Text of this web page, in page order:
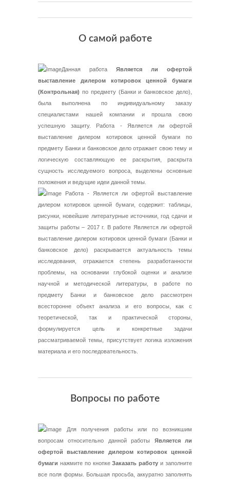
О самой работе
Данная работа Является ли офертой
выставление дилером котировок ценной бумаги
(Контрольная) по предмету (Банки и банковское дело),
была выполнена по индивидуальному заказу
специалистами нашей компании и прошла свою
успешную защиту. Работа - Является ли офертой
выставление дилером котировок ценной бумаги по
предмету Банки и банковское дело отражает свою тему и
логическую составляющую ее раскрытия, раскрыта
сущность исследуемого вопроса, выделены основные
положения и ведущие идеи данной темы.
Работа - Является ли офертой выставление
дилером котировок ценной бумаги, содержит: таблицы,
рисунки, новейшие литературные источники, год сдачи и
защиты работы – 2017 г. В работе Является ли офертой
выставление дилером котировок ценной бумаги (Банки и
банковское дело) раскрывается актуальность темы
исследования, отражается степень разработанности
проблемы, на основании глубокой оценки и анализе
научной и методической литературы, в работе по
предмету Банки и банковское дело рассмотрен
всесторонне объект анализа и его вопросы, как с
теоретической, так и практической стороны,
формулируется цель и конкретные задачи
рассматриваемой темы, присутствует логика изложения
материала и его последовательность.
Вопросы по работе
Для получения работы или по возникшим
вопросам относительно данной работы Является ли
офертой выставление дилером котировок ценной
бумаги нажмите по кнопкеЗаказать работу и заполните
все поля формы. Большая просьба, аккуратно заполнять